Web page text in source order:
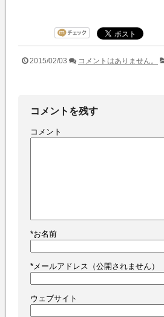
2015/02/03 コメントはありません。
コメントを残す
コメント
*お名前
*メールアドレス（公開されません）
ウェブサイト